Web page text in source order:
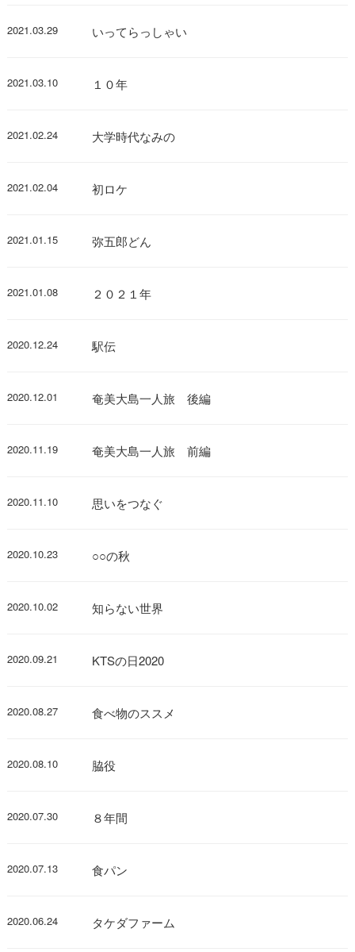
2021.03.29 いってらっしゃい
2021.03.10 １０年
2021.02.24 大学時代なみの
2021.02.04 初ロケ
2021.01.15 弥五郎どん
2021.01.08 ２０２１年
2020.12.24 駅伝
2020.12.01 奄美大島一人旅 後編
2020.11.19 奄美大島一人旅 前編
2020.11.10 思いをつなぐ
2020.10.23 ○○の秋
2020.10.02 知らない世界
2020.09.21 KTSの日2020
2020.08.27 食べ物のススメ
2020.08.10 脇役
2020.07.30 ８年間
2020.07.13 食パン
2020.06.24 タケダファーム